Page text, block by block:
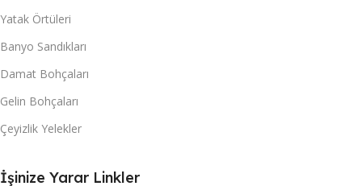
Yatak Örtüleri
Banyo Sandıkları
Damat Bohçaları
Gelin Bohçaları
Çeyizlik Yelekler
İşinize Yarar Linkler